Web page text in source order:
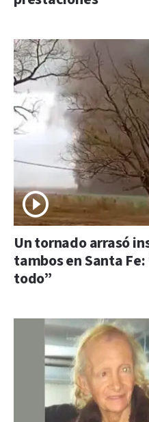
Un tornado arrasó
tambos en Santa
todo”